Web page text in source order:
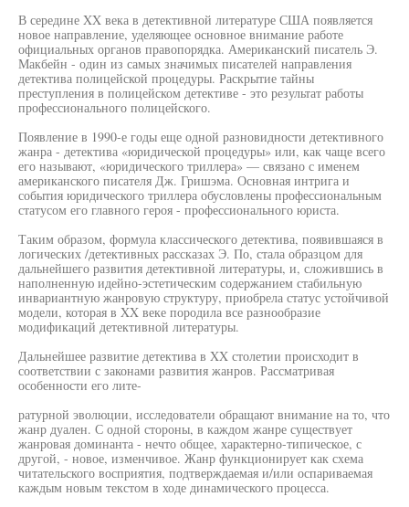
В середине XX века в детективной литературе США появляется
новое направление, уделяющее основное внимание работе
официальных органов правопорядка. Американский писатель Э.
Макбейн - один из самых значимых писателей направления
детектива полицейской процедуры. Раскрытие тайны
преступления в полицейском детективе - это результат работы
профессионального полицейского.
Появление в 1990-е годы еще одной разновидности детективного
жанра - детектива «юридической процедуры» или, как чаще всего
его называют, «юридического триллера» — связано с именем
американского писателя Дж. Гришэма. Основная интрига и
события юридического триллера обусловлены профессиональным
статусом его главного героя - профессионального юриста.
Таким образом, формула классического детектива, появившаяся в
логических /детективных рассказах Э. По, стала образцом для
дальнейшего развития детективной литературы, и, сложившись в
наполненную идейно-эстетическим содержанием стабильную
инвариантную жанровую структуру, приобрела статус устойчивой
модели, которая в XX веке породила все разнообразие
модификаций детективной литературы.
Дальнейшее развитие детектива в XX столетии происходит в
соответствии с законами развития жанров. Рассматривая
особенности его лите-
ратурной эволюции, исследователи обращают внимание на то, что
жанр дуален. С одной стороны, в каждом жанре существует
жанровая доминанта - нечто общее, характерно-типическое, с
другой, - новое, изменчивое. Жанр функционирует как схема
читательского восприятия, подтверждаемая и/или оспариваемая
каждым новым текстом в ходе динамического процесса.